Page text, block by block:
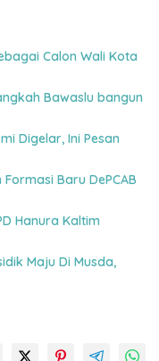
Calon Wali Kota
Bawaslu bangun
Digelar, Ini Pesan
Baru DePCAB
Hanura Kaltim
Maju Di Musda,